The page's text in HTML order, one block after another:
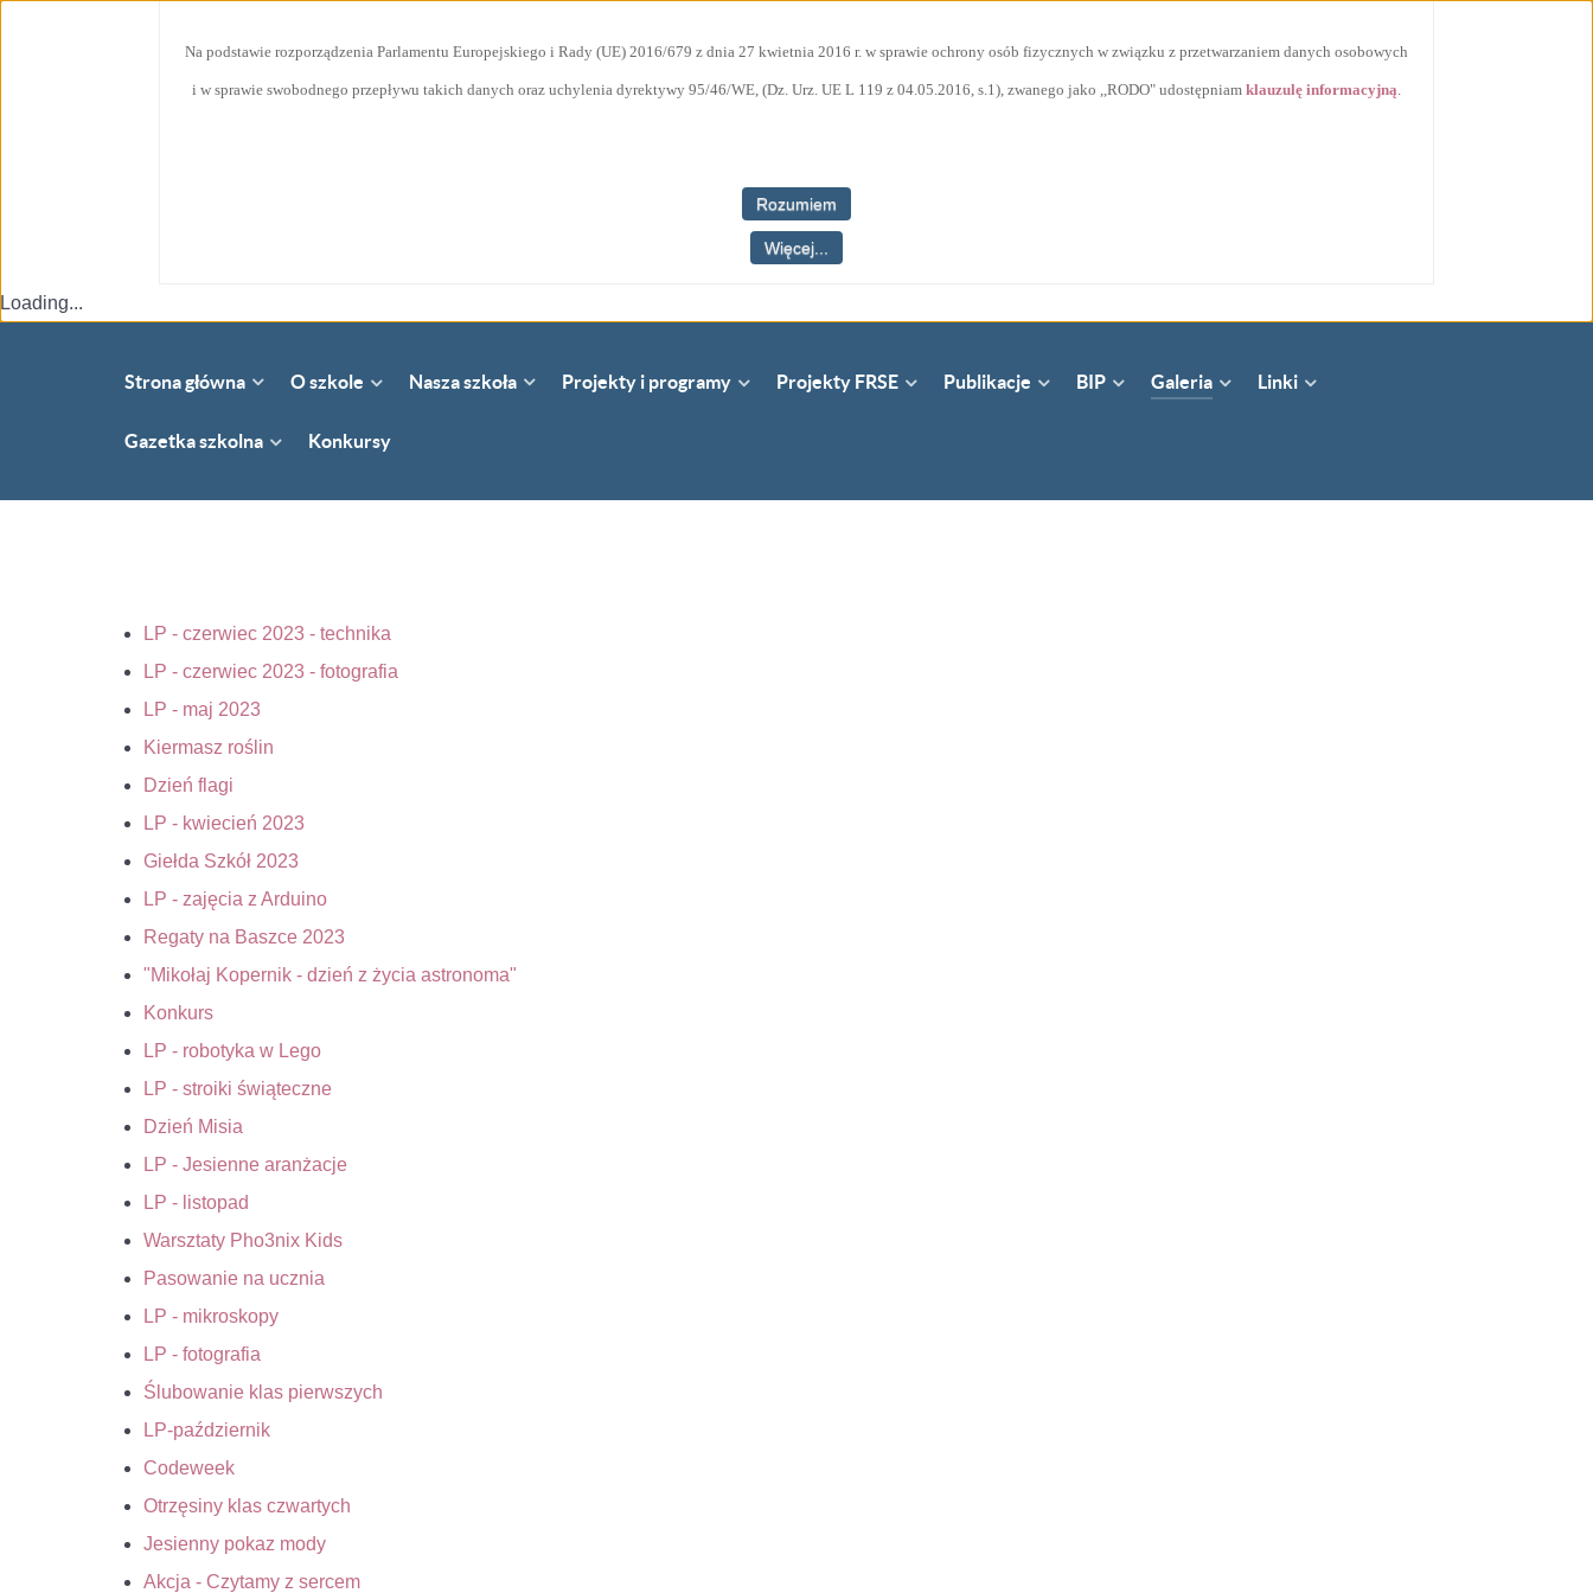
Na podstawie rozporządzenia Parlamentu Europejskiego i Rady (UE) 2016/679 z dnia 27 kwietnia 2016 r. w sprawie ochrony osób fizycznych w związku z przetwarzaniem danych osobowych
i w sprawie swobodnego przepływu takich danych oraz uchylenia dyrektywy 95/46/WE, (Dz. Urz. UE L 119 z 04.05.2016, s.1), zwanego jako ,,RODO" udostępniam klauzulę informacyjną.
Rozumiem
Więcej...
Loading...
Strona główna O szkole Nasza szkoła Projekty i programy Projekty FRSE Publikacje BIP Galeria Linki
Gazetka szkolna Konkursy
LP - czerwiec 2023 - technika
LP - czerwiec 2023 - fotografia
LP - maj 2023
Kiermasz roślin
Dzień flagi
LP - kwiecień 2023
Giełda Szkół 2023
LP - zajęcia z Arduino
Regaty na Baszce 2023
"Mikołaj Kopernik - dzień z życia astronoma"
Konkurs
LP - robotyka w Lego
LP - stroiki świąteczne
Dzień Misia
LP - Jesienne aranżacje
LP - listopad
Warsztaty Pho3nix Kids
Pasowanie na ucznia
LP - mikroskopy
LP - fotografia
Ślubowanie klas pierwszych
LP-październik
Codeweek
Otrzęsiny klas czwartych
Jesienny pokaz mody
Akcja - Czytamy z sercem